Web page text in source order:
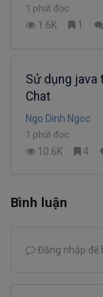
1 phút đọc
1.6K 1
Sử dụng
Chat
Ngo Dinh Ngoc
1 phút đọc
10.6K 4
Bình luận
Đăng nhập để